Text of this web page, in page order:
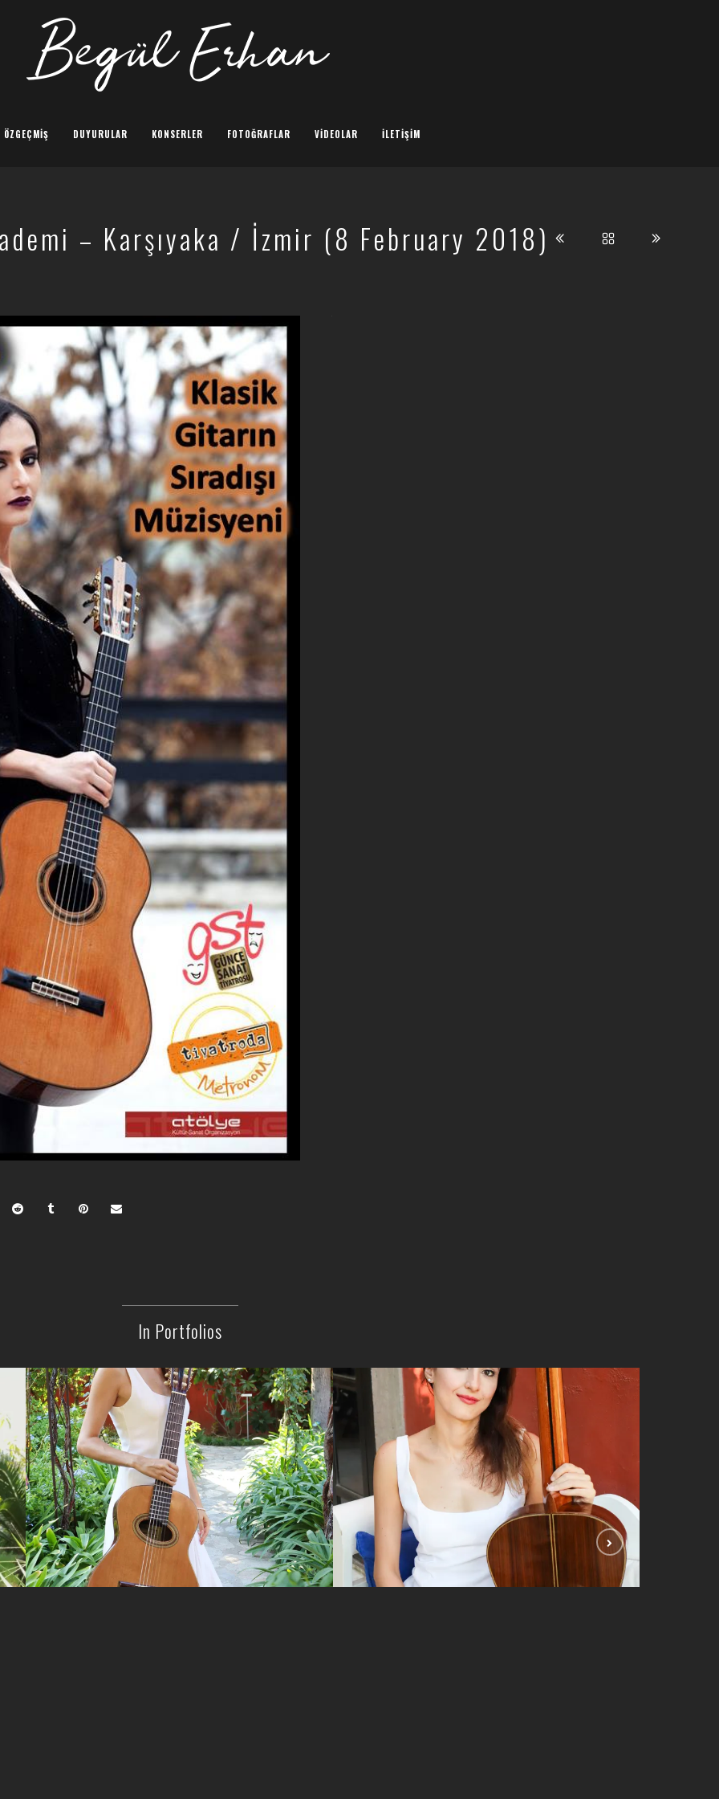
ÖZGEÇMIŞ DUYURULAR KONSERLER FOTOĞRAFLAR VIDEOLAR İLETIŞIM
– Karşıyaka / İzmir (8 February 2018)
In Portfolios
Begül Erhan – 2025
FOTOĞRAFLAR
Begül Erhan – 2025
FOTOĞRAFLAR